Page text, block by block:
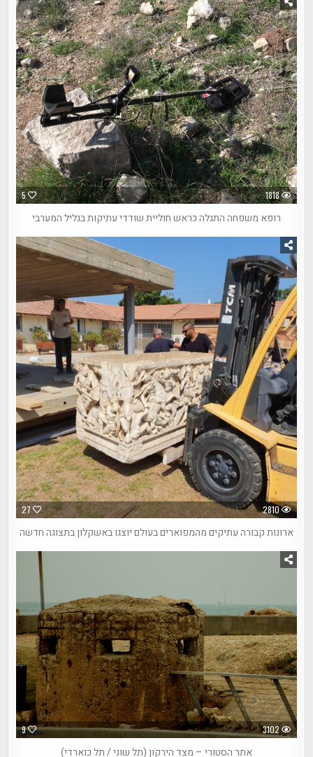
5 1818
רופא משפחה התגלה כראש חוליית שודדי עתיקות בגליל המערבי
27 2810
ארונות קבורה עתיקים מהמפוארים בעולם יוצגו באשקלון בתצוגה חדשה
9 3102
אתר הסטורי – מצד הירקון (תל שוני / תל כוארדי)